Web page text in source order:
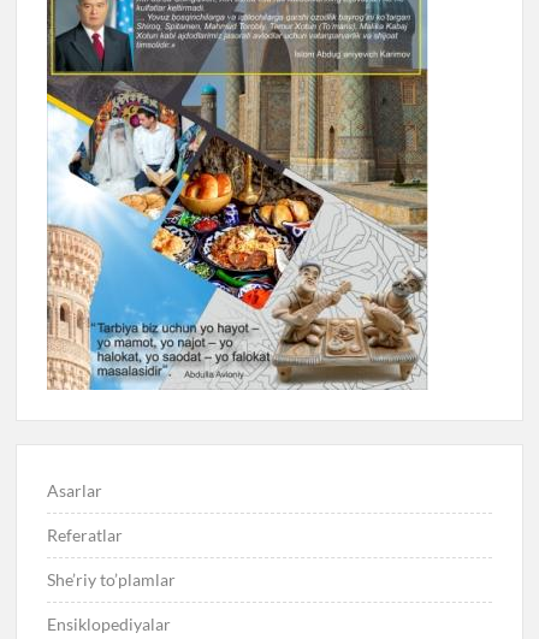
Asarlar
Referatlar
She’riy to’plamlar
Ensiklopediyalar